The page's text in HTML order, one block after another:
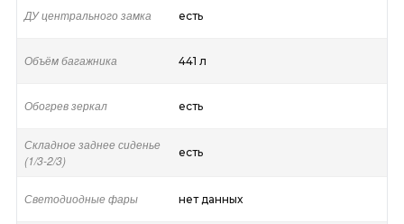
ДУ центрального замка есть
Объём багажника 441 л
Обогрев зеркал есть
Складное заднее сиденье
(1/3-2/3)
есть
Светодиодные фары нет данных